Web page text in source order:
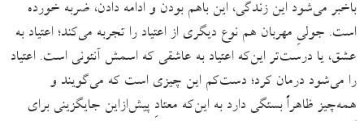
باخبر می‌شود این زندگی، این باهم بودن و ادامه دادن، ضربه خورده
است. جولیِ مهربان هم نوع دیگری از اعتیاد را تجربه می‌کند؛ اعتیاد به
عشق، یا درست‌تر این‌که اعتیاد به عاشقی که اسمش آنتونی است. اعتیاد
را می‌شود درمان کرد؛ دست‌کم این چیزی است که می‌گویند و
همه‌چیز ظاهراً بستگی دارد به این‌که معتادِ پیش‌ازاین جایگزینی برای